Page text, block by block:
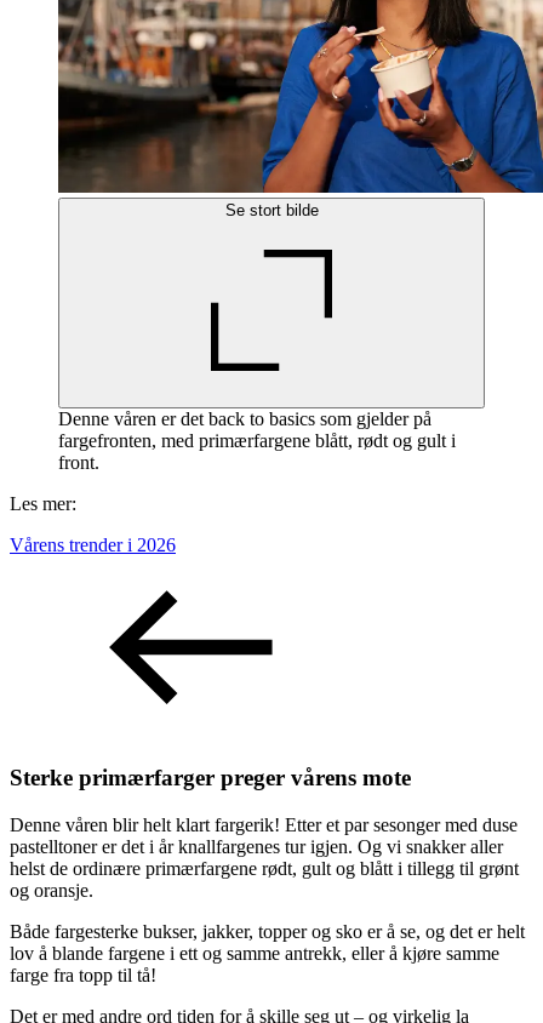
Se stort bilde
Denne våren er det back to basics som gjelder på
fargefronten, med primærfargene blått, rødt og gult i
front.
Les mer:
Vårens trender i 2026
Sterke primærfarger preger vårens mote
Denne våren blir helt klart fargerik! Etter et par sesonger med duse
pastelltoner er det i år knallfargenes tur igjen. Og vi snakker aller
helst de ordinære primærfargene rødt, gult og blått i tillegg til grønt
og oransje.
Både fargesterke bukser, jakker, topper og sko er å se, og det er helt
lov å blande fargene i ett og samme antrekk, eller å kjøre samme
farge fra topp til tå!
Det er med andre ord tiden for å skille seg ut – og virkelig la